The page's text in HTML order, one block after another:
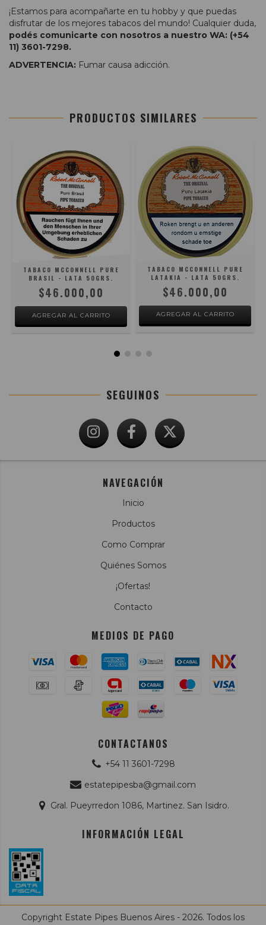
¡Estamos para acompañarte en tu hobby y que puedas
disfrutar de los mejores tabacos del mundo! Cualquier duda,
podés comunicarte con nosotros a nuestro WA: (+54
11) 3601-7298.
ADVERTENCIA: Fumar causa adicción.
PRODUCTOS SIMILARES
TABACO MCCONNELL PURE
BRASIL - LATA 50GRS.
$46.000,00
TABACO MCCONNELL PURE
LATAKIA - LATA 50GRS.
$46.000,00
SEGUINOS
NAVEGACIÓN
Inicio
Productos
Como Comprar
Quiénes Somos
¡Ofertas!
Contacto
MEDIOS DE PAGO
CONTACTANOS
+54 11 3601-7298
estatepipesba@gmail.com
Gral. Pueyrredon 1086, Martinez. San Isidro.
INFORMACIÓN LEGAL
Copyright Estate Pipes Buenos Aires - 2026. Todos los